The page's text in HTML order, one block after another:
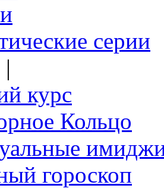
серии
|
курс
Кольцо
гороскоп